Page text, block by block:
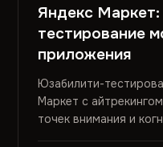
Яндекс
тестирование
приложения
Юзабилити-
Маркет с
точек внимания и